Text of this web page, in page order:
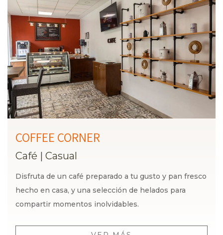
COFFEE CORNER
Café | Casual
Disfruta de un café preparado a tu gusto y pan fresco
hecho en casa, y una selección de helados para
compartir momentos inolvidables.